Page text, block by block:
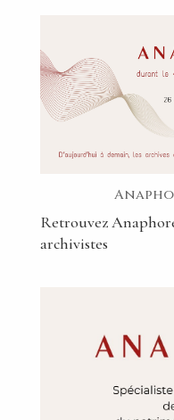
Retrouvez
archivistes